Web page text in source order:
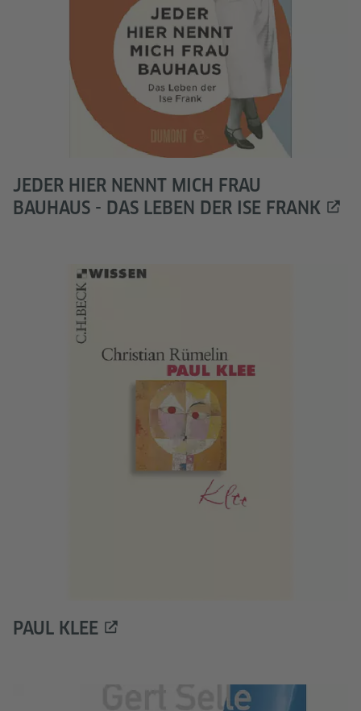
JEDER HIER NENNT MICH FRAU
BAUHAUS - DAS LEBEN DER ISE FRANK
PAUL KLEE